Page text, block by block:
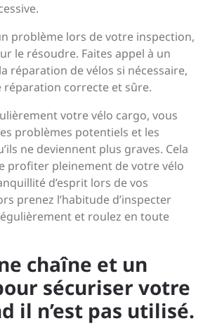
problème lors de votre inspection,
le résoudre. Faites appel à un
réparation de vélos si nécessaire,
réparation correcte et sûre.
votre vélo cargo, vous
problèmes potentiels et les
ne deviennent plus graves. Cela
profiter pleinement de votre vélo
d’esprit lors de vos
prenez l’habitude d’inspecter
et roulez en toute
chaîne et un
sécuriser votre
il n’est pas utilisé.